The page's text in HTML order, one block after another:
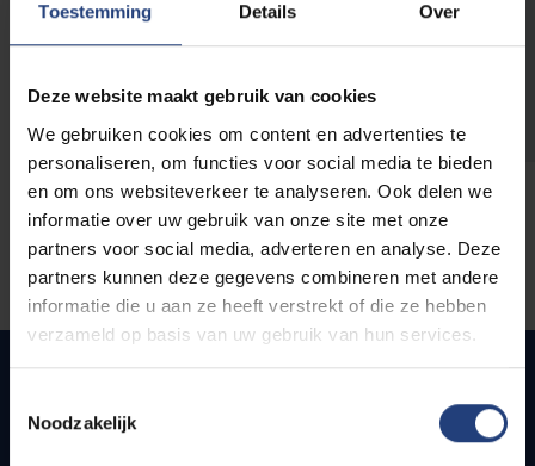
Toestemming Details Over
Deze website maakt gebruik van cookies
We gebruiken cookies om content en advertenties te
personaliseren, om functies voor social media te bieden
en om ons websiteverkeer te analyseren. Ook delen we
informatie over uw gebruik van onze site met onze
partners voor social media, adverteren en analyse. Deze
partners kunnen deze gegevens combineren met andere
informatie die u aan ze heeft verstrekt of die ze hebben
verzameld op basis van uw gebruik van hun services.
Noodzakelijk
Snel naar